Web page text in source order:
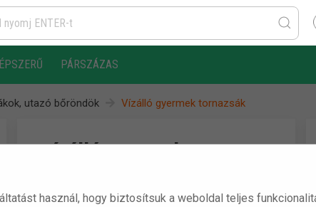
használ, hogy biztosítsuk a weboldal teljes
PÁRSZÁZAS
utazó bőröndök Vízálló gyermek tornazsák
Vízálló gyermek